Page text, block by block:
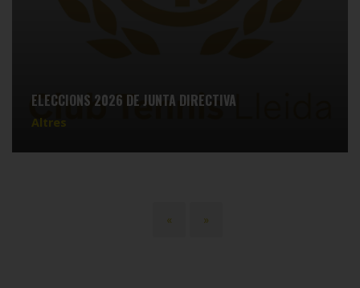
ELECCIONS 2026 DE JUNTA DIRECTIVA
Altres
Primera
«
Última
»